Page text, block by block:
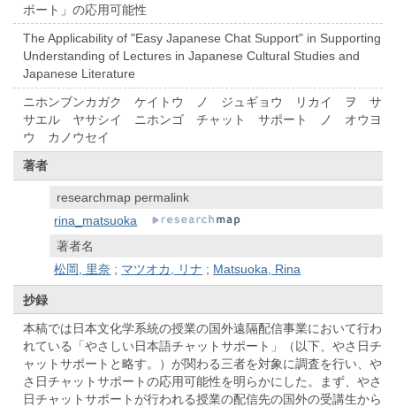
ポート」の応用可能性
The Applicability of "Easy Japanese Chat Support" in Supporting
Understanding of Lectures in Japanese Cultural Studies and
Japanese Literature
ニホンブンカガク ケイトウ ノ ジュギョウ リカイ ヲ サ
サエル ヤサシイ ニホンゴ チャット サポート ノ オウヨ
ウ カノウセイ
著者
researchmap permalink
rina_matsuoka
著者名
松岡, 里奈 ; マツオカ, リナ ; Matsuoka, Rina
抄録
本稿では日本文化学系統の授業の国外遠隔配信事業において行わ
れている「やさしい日本語チャットサポート」（以下、やさ日チ
ャットサポートと略す。）が関わる三者を対象に調査を行い、や
さ日チャットサポートの応用可能性を明らかにした。まず、やさ
日チャットサポートが行われる授業の配信先の国外の受講生から